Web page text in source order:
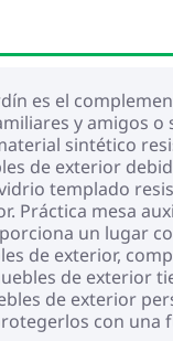
es el
y amigos
sintético
de exterior
templado
Práctica mesa
un lugar
de exterior,
de exterior
de exterior
con una